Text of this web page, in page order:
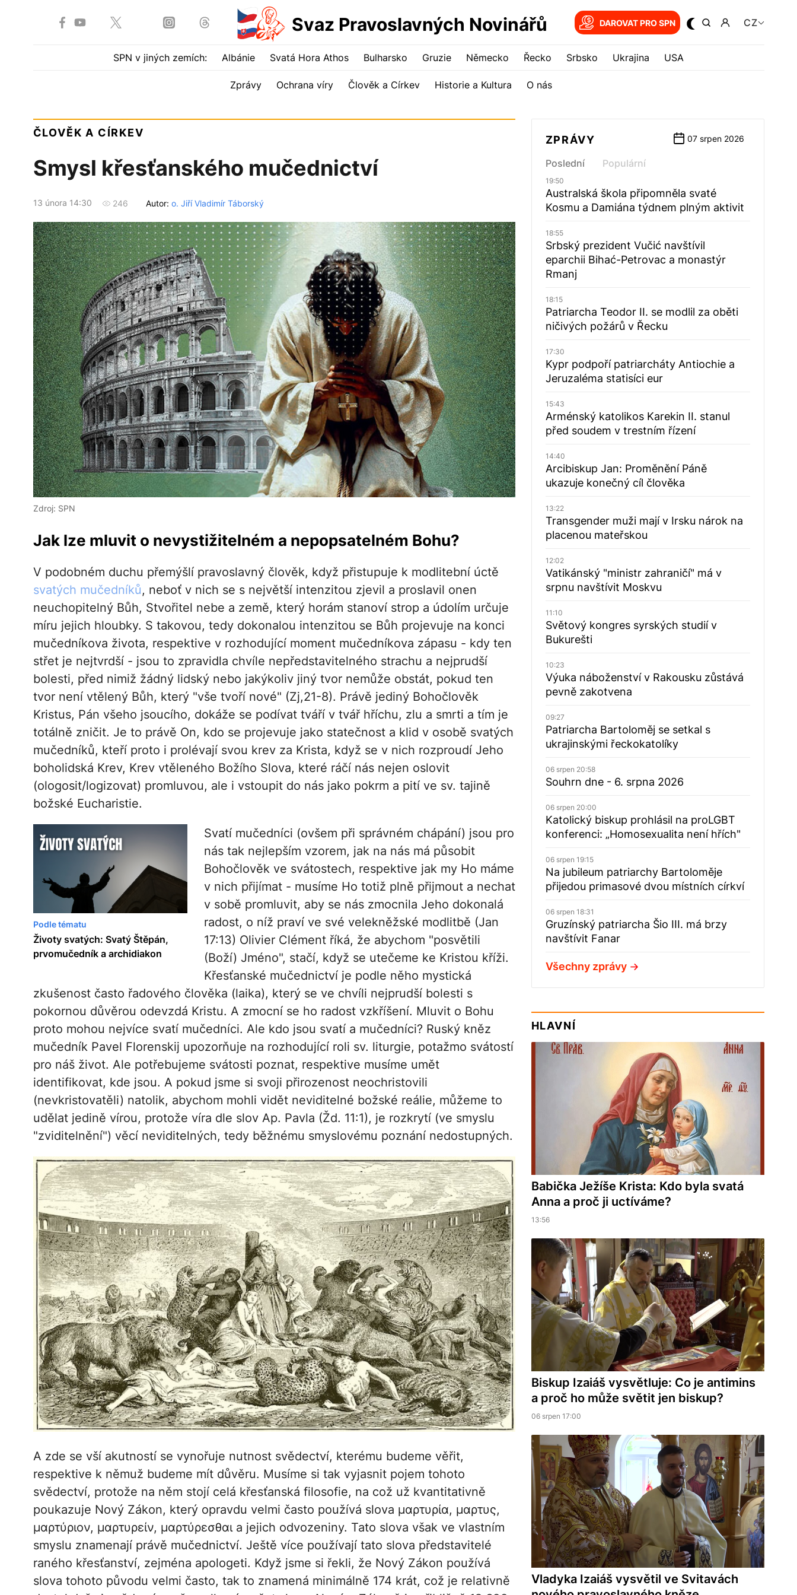
Svaz Pravoslavných Novinářů DAROVAT PRO SPN CZ
SPN v jiných zemích: Albánie Svatá Hora Athos Bulharsko Gruzie Německo Řecko Srbsko Ukrajina USA
Zprávy Ochrana víry Člověk a Církev Historie a Kultura O nás
ČLOVĚK A CÍRKEV
Smysl křesťanského mučednictví
13 února 14:30 246 Autor: o. Jiří Vladimír Táborský
Zdroj: SPN
Jak lze mluvit o nevystižitelném a nepopsatelném Bohu?
V podobném duchu přemýšlí pravoslavný člověk, když přistupuje k modlitební úctě
svatých mučedníků, neboť v nich se s největší intenzitou zjevil a proslavil onen
neuchopitelný Bůh, Stvořitel nebe a země, který horám stanoví strop a údolím určuje
míru jejich hloubky. S takovou, tedy dokonalou intenzitou se Bůh projevuje na konci
mučedníkova života, respektive v rozhodující moment mučedníkova zápasu - kdy ten
střet je nejtvrdší - jsou to zpravidla chvíle nepředstavitelného strachu a nejprudší
bolesti, před nimiž žádný lidský nebo jakýkoliv jiný tvor nemůže obstát, pokud ten
tvor není vtělený Bůh, který "vše tvoří nové" (Zj,21-8). Právě jediný Bohočlověk
Kristus, Pán všeho jsoucího, dokáže se podívat tváří v tvář hříchu, zlu a smrti a tím je
totálně zničit. Je to právě On, kdo se projevuje jako statečnost a klid v osobě svatých
mučedníků, kteří proto i prolévají svou krev za Krista, když se v nich rozproudí Jeho
boholidská Krev, Krev vtěleného Božího Slova, které ráčí nás nejen oslovit
(ologosit/logizovat) promluvou, ale i vstoupit do nás jako pokrm a pití ve sv. tajině
božské Eucharistie.
Podle tématu
Životy svatých: Svatý Štěpán,
prvomučedník a archidiakon
Svatí mučedníci (ovšem při správném chápání) jsou pro
nás tak nejlepším vzorem, jak na nás má působit
Bohočlověk ve svátostech, respektive jak my Ho máme
v nich přijímat - musíme Ho totiž plně přijmout a nechat
v sobě promluvit, aby se nás zmocnila Jeho dokonalá
radost, o níž praví ve své velekněžské modlitbě (Jan
17:13) Olivier Clément říká, že abychom "posvětili
(Boží) Jméno", stačí, když se utečeme ke Kristou kříži.
Křesťanské mučednictví je podle něho mystická
zkušenost často řadového člověka (laika), který se ve chvíli nejprudší bolesti s
pokornou důvěrou odevzdá Kristu. A zmocní se ho radost vzkříšení. Mluvit o Bohu
proto mohou nejvíce svatí mučedníci. Ale kdo jsou svatí a mučedníci? Ruský kněz
mučedník Pavel Florenskij upozorňuje na rozhodující roli sv. liturgie, potažmo svátostí
pro náš život. Ale potřebujeme svátosti poznat, respektive musíme umět
identifikovat, kde jsou. A pokud jsme si svoji přirozenost neochristovili
(nevkristovatěli) natolik, abychom mohli vidět neviditelné božské reálie, můžeme to
udělat jedině vírou, protože víra dle slov Ap. Pavla (Žd. 11:1), je rozkrytí (ve smyslu
"zviditelnění") věcí neviditelných, tedy běžnému smyslovému poznání nedostupných.
A zde se vší akutností se vynořuje nutnost svědectví, kterému budeme věřit,
respektive k němuž budeme mít důvěru. Musíme si tak vyjasnit pojem tohoto
svědectví, protože na něm stojí celá křesťanská filosofie, na což už kvantitativně
poukazuje Nový Zákon, který opravdu velmi často používá slova μαρτυρία, μαρτυς,
μαρτύριον, μαρτυρείν, μαρτύρεσθαι a jejich odvozeniny. Tato slova však ve vlastním
smyslu znamenají právě mučednictví. Ještě více používají tato slova představitelé
raného křesťanství, zejména apologeti. Když jsme si řekli, že Nový Zákon používá
slova tohoto původu velmi často, tak to znamená minimálně 174 krát, což je relativně
ZPRÁVY 07 srpen 2026
Poslední Populární
19:50
Australská škola připomněla svaté
Kosmu a Damiána týdnem plným aktivit
18:55
Srbský prezident Vučić navštívil
eparchii Bihać-Petrovac a monastýr
Rmanj
18:15
Patriarcha Teodor II. se modlil za oběti
ničivých požárů v Řecku
17:30
Kypr podpoří patriarcháty Antiochie a
Jeruzaléma statisíci eur
15:43
Arménský katolikos Karekin II. stanul
před soudem v trestním řízení
14:40
Arcibiskup Jan: Proměnění Páně
ukazuje konečný cíl člověka
13:22
Transgender muži mají v Irsku nárok na
placenou mateřskou
12:02
Vatikánský "ministr zahraničí" má v
srpnu navštívit Moskvu
11:10
Světový kongres syrských studií v
Bukurešti
10:23
Výuka náboženství v Rakousku zůstává
pevně zakotvena
09:27
Patriarcha Bartoloměj se setkal s
ukrajinskými řeckokatolíky
06 srpen 20:58
Souhrn dne - 6. srpna 2026
06 srpen 20:00
Katolický biskup prohlásil na proLGBT
konferenci: „Homosexualita není hřích"
06 srpen 19:15
Na jubileum patriarchy Bartoloměje
přijedou primasové dvou místních církví
06 srpen 18:31
Gruzínský patriarcha Šio III. má brzy
navštívit Fanar
Všechny zprávy
HLAVNÍ
Babička Ježíše Krista: Kdo byla svatá
Anna a proč ji uctíváme?
13:56
Biskup Izaiáš vysvětluje: Co je antimins
a proč ho může světit jen biskup?
06 srpen 17:00
Vladyka Izaiáš vysvětil ve Svitavách